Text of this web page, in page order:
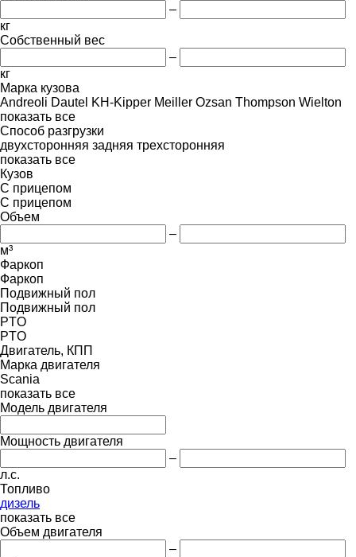
–
кг
Собственный вес
–
кг
Марка кузова
Andreoli Dautel KH-Kipper Meiller Ozsan Thompson Wielton
показать все
Способ разгрузки
двухсторонняя задняя трехсторонняя
показать все
Кузов
С прицепом
С прицепом
Объем
–
м³
Фаркоп
Фаркоп
Подвижный пол
Подвижный пол
PTO
PTO
Двигатель, КПП
Марка двигателя
Scania
показать все
Модель двигателя
Мощность двигателя
–
л.с.
Топливо
дизель
показать все
Объем двигателя
–